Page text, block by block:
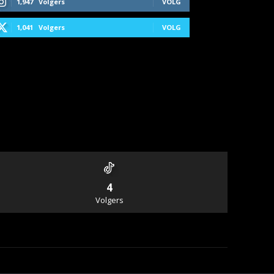
1,041 Volgers VOLG
4
Volgers